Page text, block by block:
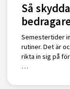
Så
Semestertider
rutiner. Det är
rikta in sig på
…